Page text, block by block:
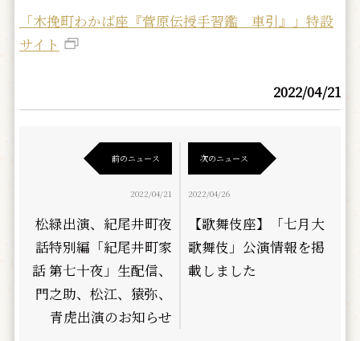
「木挽町わかば座『菅原伝授手習鑑 車引』」特設
サイト
2022/04/21
前のニュース
2022/04/21
松緑出演、紀尾井町夜
話特別編「紀尾井町家
話 第七十夜」生配信、
門之助、松江、猿弥、
青虎出演のお知らせ
次のニュース
2022/04/26
【歌舞伎座】「七月大
歌舞伎」公演情報を掲
載しました